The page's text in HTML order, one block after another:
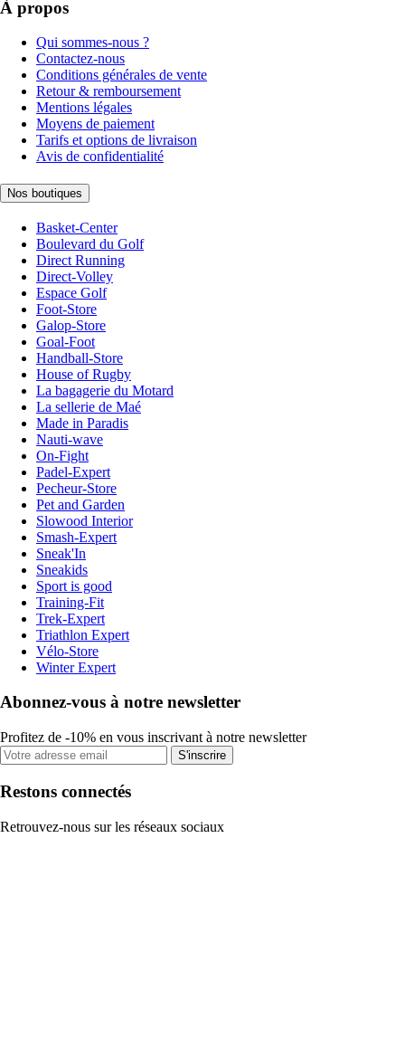
À propos
Qui sommes-nous ?
Contactez-nous
Conditions générales de vente
Retour & remboursement
Mentions légales
Moyens de paiement
Tarifs et options de livraison
Avis de confidentialité
Nos boutiques
Basket-Center
Boulevard du Golf
Direct Running
Direct-Volley
Espace Golf
Foot-Store
Galop-Store
Goal-Foot
Handball-Store
House of Rugby
La bagagerie du Motard
La sellerie de Maé
Made in Paradis
Nauti-wave
On-Fight
Padel-Expert
Pecheur-Store
Pet and Garden
Slowood Interior
Smash-Expert
Sneak'In
Sneakids
Sport is good
Training-Fit
Trek-Expert
Triathlon Expert
Vélo-Store
Winter Expert
Abonnez-vous à notre newsletter
Profitez de -10% en vous inscrivant à notre newsletter
S'inscrire
Restons connectés
Retrouvez-nous sur les réseaux sociaux